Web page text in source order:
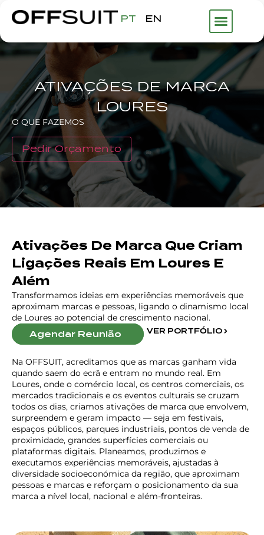
PT EN
ATIVAÇÕES DE MARCA
LOURES
O QUE FAZEMOS
Pedir Orçamento
Ativações De Marca Que Criam
Ligações Reais Em Loures E
Além
Transformamos ideias em experiências memoráveis que
aproximam marcas e pessoas, ligando o dinamismo local
de Loures ao potencial de crescimento nacional.
Agendar Reunião VER PORTFÓLIO
Na OFFSUIT, acreditamos que as marcas ganham vida
quando saem do ecrã e entram no mundo real. Em
Loures, onde o comércio local, os centros comerciais, os
mercados tradicionais e os eventos culturais se cruzam
todos os dias, criamos ativações de marca que envolvem,
surpreendem e geram impacto — seja em festivais,
espaços públicos, parques industriais, pontos de venda de
proximidade, grandes superfícies comerciais ou
plataformas digitais. Planeamos, produzimos e
executamos experiências memoráveis, ajustadas à
diversidade socioeconómica da região, que aproximam
pessoas e marcas e reforçam o posicionamento da sua
marca a nível local, nacional e além-fronteiras.